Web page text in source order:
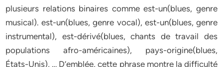
plusieurs relations binaires comme est-un(blues, genre
musical). est-un(blues, genre vocal), est-un(blues, genre
instrumental), est-dérivé(blues, chants de travail des
populations afro-américaines), pays-origine(blues,
États-Unis), … D’emblée, cette phrase montre la difficulté